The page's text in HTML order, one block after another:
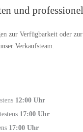
und
zur Verfügbarkeit oder
Verkaufsteam.
12:00 Uhr
17:00 Uhr
17:00 Uhr